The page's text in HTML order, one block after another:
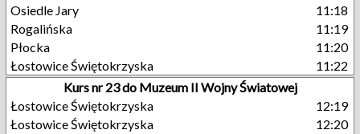
Osiedle Jary
11:18
Rogalińska
11:19
Płocka
11:20
Łostowice Świętokrzyska
11:22
Kurs nr 23 do Muzeum II Wojny Światowej
Łostowice Świętokrzyska
12:19
Łostowice Świętokrzyska
12:20